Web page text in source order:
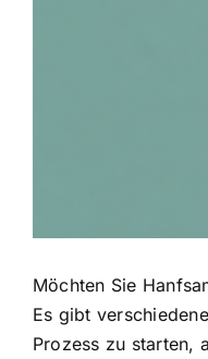
Möchten Sie
Es gibt
Prozess zu starten,